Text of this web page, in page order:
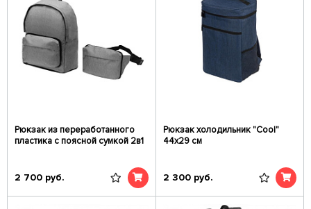
Рюкзак из переработанного
пластика с поясной сумкой 2в1
2 700 руб.
Рюкзак холодильник "Cool"
44х29 см
2 300 руб.